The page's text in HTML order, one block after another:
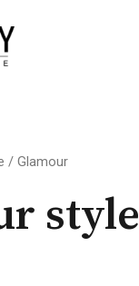
/ Glamour
style
Sorted
by